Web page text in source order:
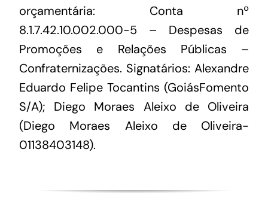
orçamentária: Conta nº
8.1.7.42.10.002.000-5 – Despesas de
Promoções e Relações Públicas –
Confraternizações. Signatários: Alexandre
Eduardo Felipe Tocantins (GoiásFomento
S/A); Diego Moraes Aleixo de Oliveira
(Diego Moraes Aleixo de Oliveira-
01138403148).